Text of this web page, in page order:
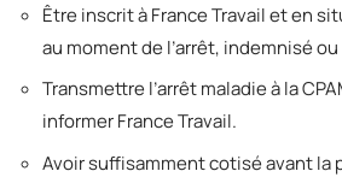
Être inscrit à France Travail et en
au moment de l’arrêt, indemnisé
Transmettre l’arrêt maladie à la
informer France Travail.
Avoir suffisamment cotisé avant la